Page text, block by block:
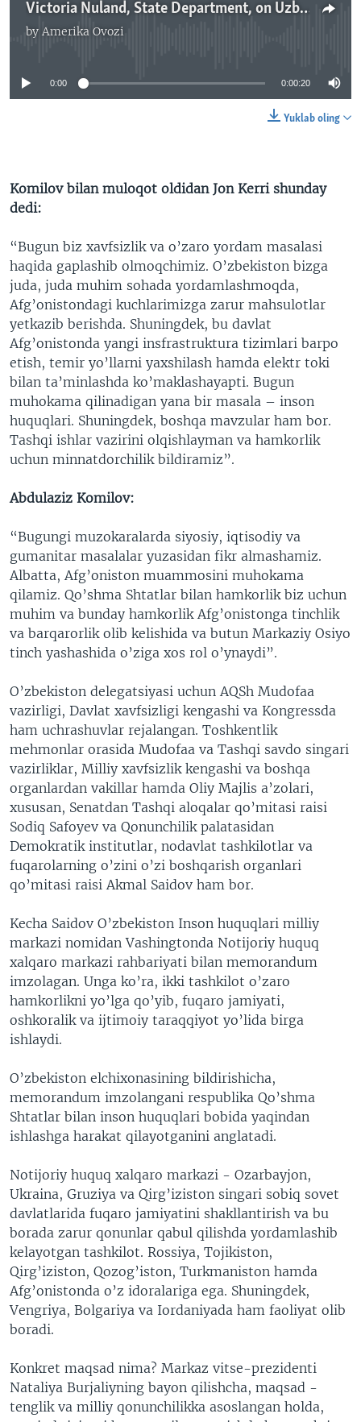
Victoria Nuland, State Department, on Uzbekistan, March 12, 2013
by Amerika Ovozi
No media source currently available
0:00 0:00:20
Yuklab oling
Komilov bilan muloqot oldidan Jon Kerri shunday
dedi:
“Bugun biz xavfsizlik va o’zaro yordam masalasi
haqida gaplashib olmoqchimiz. O’zbekiston bizga
juda, juda muhim sohada yordamlashmoqda,
Afg’onistondagi kuchlarimizga zarur mahsulotlar
yetkazib berishda. Shuningdek, bu davlat
Afg’onistonda yangi insfrastruktura tizimlari barpo
etish, temir yo’llarni yaxshilash hamda elektr toki
bilan ta’minlashda ko’maklashayapti. Bugun
muhokama qilinadigan yana bir masala – inson
huquqlari. Shuningdek, boshqa mavzular ham bor.
Tashqi ishlar vazirini olqishlayman va hamkorlik
uchun minnatdorchilik bildiramiz”.
Abdulaziz Komilov:
“Bugungi muzokaralarda siyosiy, iqtisodiy va
gumanitar masalalar yuzasidan fikr almashamiz.
Albatta, Afg’oniston muammosini muhokama
qilamiz. Qo’shma Shtatlar bilan hamkorlik biz uchun
muhim va bunday hamkorlik Afg’onistonga tinchlik
va barqarorlik olib kelishida va butun Markaziy Osiyo
tinch yashashida o’ziga xos rol o’ynaydi”.
O’zbekiston delegatsiyasi uchun AQSh Mudofaa
vazirligi, Davlat xavfsizligi kengashi va Kongressda
ham uchrashuvlar rejalangan. Toshkentlik
mehmonlar orasida Mudofaa va Tashqi savdo singari
vazirliklar, Milliy xavfsizlik kengashi va boshqa
organlardan vakillar hamda Oliy Majlis a’zolari,
xususan, Senatdan Tashqi aloqalar qo’mitasi raisi
Sodiq Safoyev va Qonunchilik palatasidan
Demokratik institutlar, nodavlat tashkilotlar va
fuqarolarning o’zini o’zi boshqarish organlari
qo’mitasi raisi Akmal Saidov ham bor.
Kecha Saidov O’zbekiston Inson huquqlari milliy
markazi nomidan Vashingtonda Notijoriy huquq
xalqaro markazi rahbariyati bilan memorandum
imzolagan. Unga ko’ra, ikki tashkilot o’zaro
hamkorlikni yo’lga qo’yib, fuqaro jamiyati,
oshkoralik va ijtimoiy taraqqiyot yo’lida birga
ishlaydi.
O’zbekiston elchixonasining bildirishicha,
memorandum imzolangani respublika Qo’shma
Shtatlar bilan inson huquqlari bobida yaqindan
ishlashga harakat qilayotganini anglatadi.
Notijoriy huquq xalqaro markazi - Ozarbayjon,
Ukraina, Gruziya va Qirg’iziston singari sobiq sovet
davlatlarida fuqaro jamiyatini shakllantirish va bu
borada zarur qonunlar qabul qilishda yordamlashib
kelayotgan tashkilot. Rossiya, Tojikiston,
Qirg’iziston, Qozog’iston, Turkmaniston hamda
Afg’onistonda o’z idoralariga ega. Shuningdek,
Vengriya, Bolgariya va Iordaniyada ham faoliyat olib
boradi.
Konkret maqsad nima? Markaz vitse-prezidenti
Nataliya Burjaliyning bayon qilishcha, maqsad -
tenglik va milliy qonunchilikka asoslangan holda,